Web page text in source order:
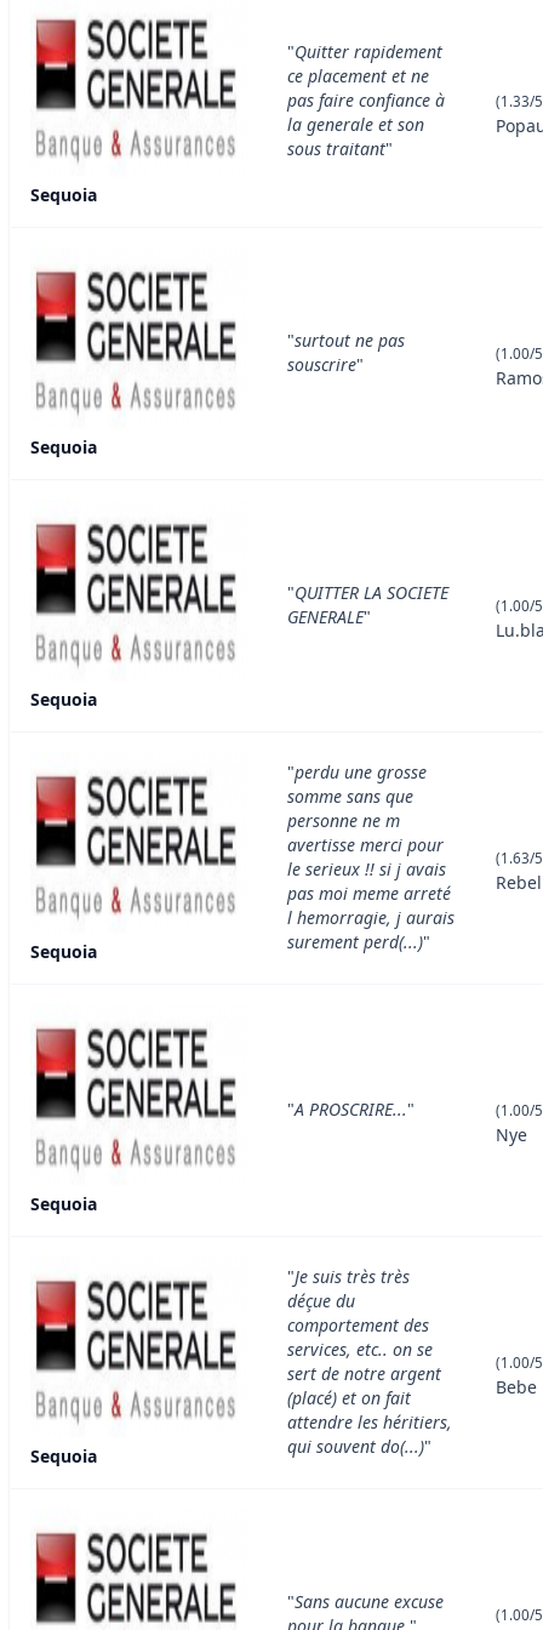
Sequoia
"Quitter rapidement
ce placement et ne
pas faire confiance à
la generale et son
sous traitant"
(1.33/
Sequoia
"surtout ne pas
souscrire" (1.00/
Sequoia
"QUITTER LA SOCIETE
GENERALE" (1.00/
Sequoia
"perdu une grosse
somme sans que
personne ne m
avertisse merci pour
le serieux !! si j avais
pas moi meme arreté
l hemorragie, j aurais
surement perd(...)"
(1.63/
Sequoia
"A PROSCRIRE..." (1.00/
Nye
Sequoia
"Je suis très très
déçue du
comportement des
services, etc.. on se
sert de notre argent
(placé) et on fait
attendre les héritiers,
qui souvent do(...)"
(1.00/
Bebe
"Sans aucune excuse
(1.00/